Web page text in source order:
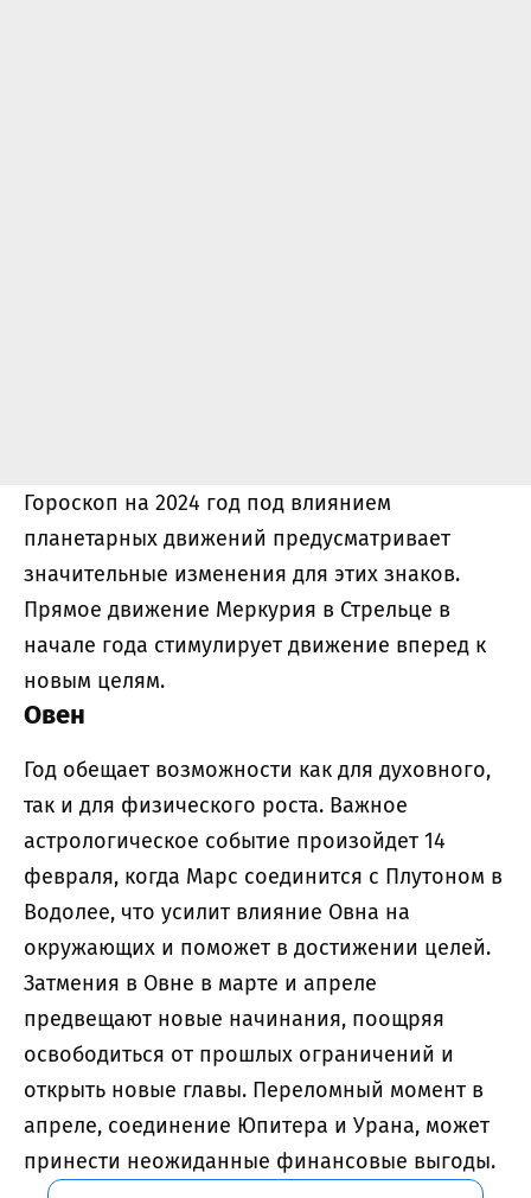
Гороскоп на 2024 год под влиянием
планетарных движений предусматривает
значительные изменения для этих знаков.
Прямое движение Меркурия в Стрельце в
начале года стимулирует движение вперед к
новым целям.
Овен
Год обещает возможности как для духовного,
так и для физического роста. Важное
астрологическое событие произойдет 14
февраля, когда Марс соединится с Плутоном в
Водолее, что усилит влияние Овна на
окружающих и поможет в достижении целей.
Затмения в Овне в марте и апреле
предвещают новые начинания, поощряя
освободиться от прошлых ограничений и
открыть новые главы. Переломный момент в
апреле, соединение Юпитера и Урана, может
принести неожиданные финансовые выгоды.